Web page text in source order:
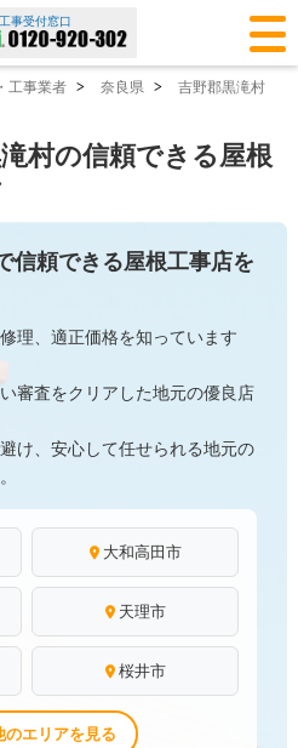
事受付窓口
工事業者 > 奈良県 > 吉野郡黒滝村
村の信頼できる屋根
信頼できる屋根工事店を
理、適正価格を知っています
審査をクリアした地元の優良店
け、安心して任せられる地元の
大和高田市
天理市
桜井市
のエリアを見る